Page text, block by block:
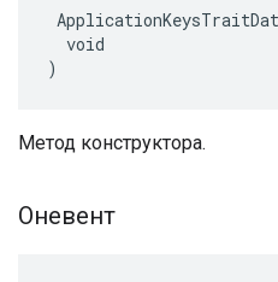
  void
)
Метод конструктора.
Оневент